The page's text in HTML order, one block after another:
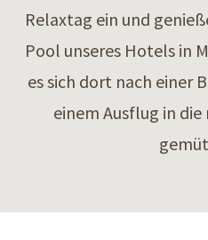
Relaxtag ein und
Pool unseres Hotels in
es sich dort nach einer
einem Ausflug in